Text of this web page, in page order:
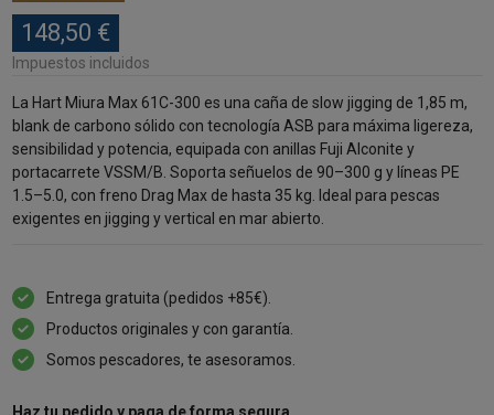
148,50 €
Impuestos incluidos
La Hart Miura Max 61C-300 es una caña de slow jigging de 1,85 m,
blank de carbono sólido con tecnología ASB para máxima ligereza,
sensibilidad y potencia, equipada con anillas Fuji Alconite y
portacarrete VSSM/B. Soporta señuelos de 90–300 g y líneas PE
1.5–5.0, con freno Drag Max de hasta 35 kg. Ideal para pescas
exigentes en jigging y vertical en mar abierto.
Entrega gratuita (pedidos +85€).
Productos originales y con garantía.
Somos pescadores, te asesoramos.